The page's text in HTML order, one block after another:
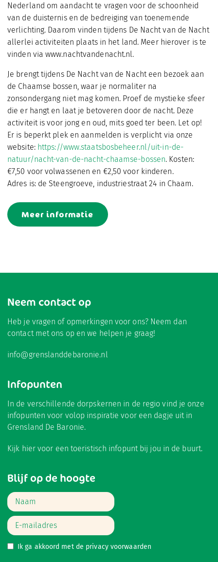
Nederland om aandacht te vragen voor de schoonheid
van de duisternis en de bedreiging van toenemende
verlichting. Daarom vinden tijdens De Nacht van de Nacht
allerlei activiteiten plaats in het land. Meer hierover is te
vinden via www.nachtvandenacht.nl.
Je brengt tijdens De Nacht van de Nacht een bezoek aan
de Chaamse bossen, waar je normaliter na
zonsondergang niet mag komen. Proef de mystieke sfeer
die er hangt en laat je betoveren door de nacht. Deze
activiteit is voor jong en oud, mits goed ter been. Let op!
Er is beperkt plek en aanmelden is verplicht via onze
website: https://www.staatsbosbeheer.nl/uit-in-de-
natuur/nacht-van-de-nacht-chaamse-bossen. Kosten:
€7,50 voor volwassenen en €2,50 voor kinderen.
Adres is: de Steengroeve, industriestraat 24 in Chaam.
Meer informatie
Neem contact op
Heb je vragen of opmerkingen voor ons? Neem dan
contact met ons op en we helpen je graag!
info@grenslanddebaronie.nl
Infopunten
In de verschillende dorpskernen in de regio vind je onze
infopunten voor volop inspiratie voor een dagje uit in
Grensland De Baronie.
Kijk hiervoor een toeristisch infopunt bij jou in de buurt.
Blijf op de hoogte
Ik ga akkoord met de privacy voorwaarden